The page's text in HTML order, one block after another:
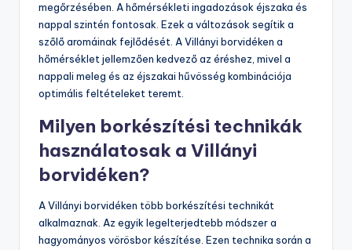
megőrzésében. A hőmérsékleti ingadozások éjszaka és
nappal szintén fontosak. Ezek a változások segítik a
szőlő aromáinak fejlődését. A Villányi borvidéken a
hőmérséklet jellemzően kedvező az éréshez, mivel a
nappali meleg és az éjszakai hűvösség kombinációja
optimális feltételeket teremt.
Milyen borkészítési technikák
használatosak a Villányi
borvidéken?
A Villányi borvidéken több borkészítési technikát
alkalmaznak. Az egyik legelterjedtebb módszer a
hagyományos vörösbor készítése. Ezen technika során a